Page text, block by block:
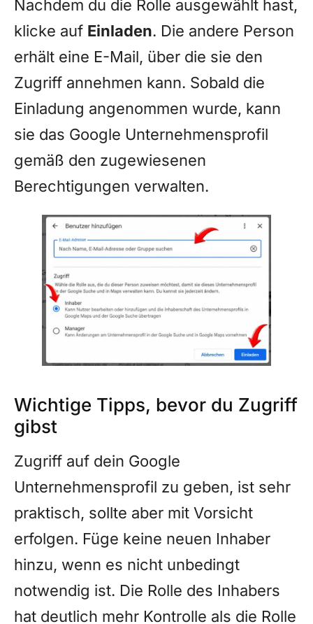
Nachdem du die Rolle ausgewählt hast,
klicke auf Einladen. Die andere Person
erhält eine E-Mail, über die sie den
Zugriff annehmen kann. Sobald die
Einladung angenommen wurde, kann
sie das Google Unternehmensprofil
gemäß den zugewiesenen
Berechtigungen verwalten.
Wichtige Tipps, bevor du Zugriff
gibst
Zugriff auf dein Google
Unternehmensprofil zu geben, ist sehr
praktisch, sollte aber mit Vorsicht
erfolgen. Füge keine neuen Inhaber
hinzu, wenn es nicht unbedingt
notwendig ist. Die Rolle des Inhabers
hat deutlich mehr Kontrolle als die Rolle